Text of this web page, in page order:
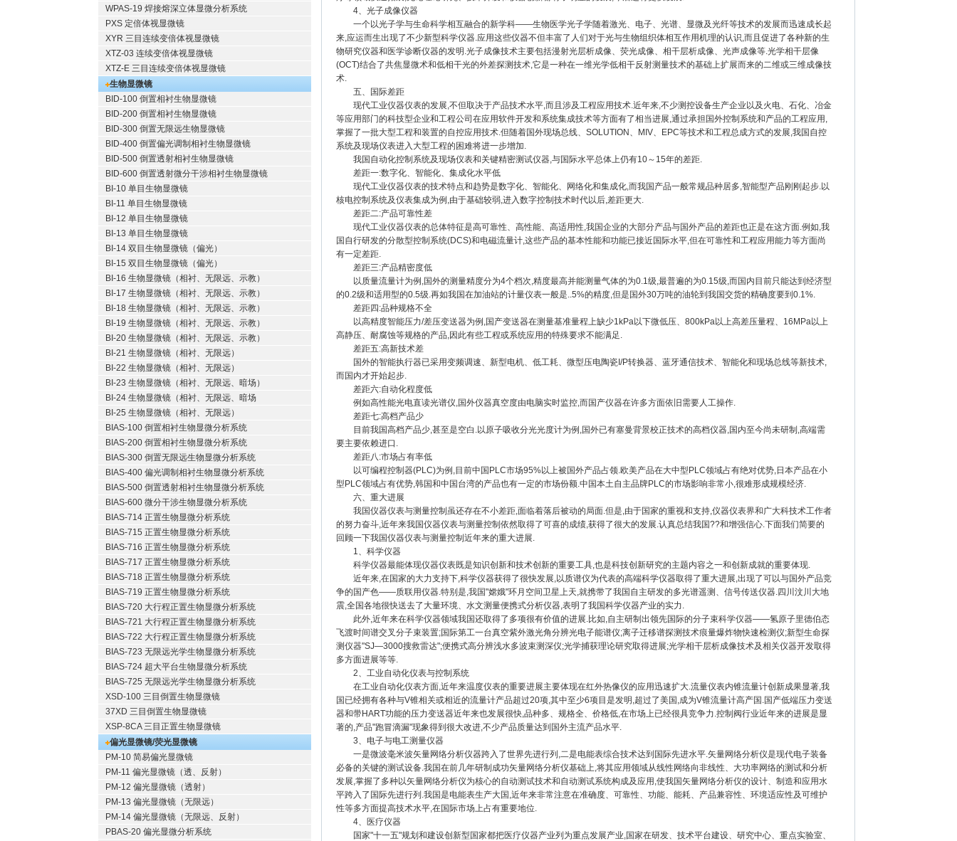
WPAS-19 焊接熔深立体显微分析系统
PXS 定倍体视显微镜
XYR 三目连续变倍体视显微镜
XTZ-03 连续变倍体视显微镜
XTZ-E 三目连续变倍体视显微镜
生物显微镜
BID-100 倒置相衬生物显微镜
BID-200 倒置相衬生物显微镜
BID-300 倒置无限远生物显微镜
BID-400 倒置偏光调制相衬生物显微镜
BID-500 倒置透射相衬生物显微镜
BID-600 倒置透射微分干涉相衬生物显微镜
BI-10 单目生物显微镜
BI-11 单目生物显微镜
BI-12 单目生物显微镜
BI-13 单目生物显微镜
BI-14 双目生物显微镜（偏光）
BI-15 双目生物显微镜（偏光）
BI-16 生物显微镜（相衬、无限远、示教）
BI-17 生物显微镜（相衬、无限远、示教）
BI-18 生物显微镜（相衬、无限远、示教）
BI-19 生物显微镜（相衬、无限远、示教）
BI-20 生物显微镜（相衬、无限远、示教）
BI-21 生物显微镜（相衬、无限远）
BI-22 生物显微镜（相衬、无限远）
BI-23 生物显微镜（相衬、无限远、暗场）
BI-24 生物显微镜（相衬、无限远、暗场
BI-25 生物显微镜（相衬、无限远）
BIAS-100 倒置相衬生物显微分析系统
BIAS-200 倒置相衬生物显微分析系统
BIAS-300 倒置无限远生物显微分析系统
BIAS-400 偏光调制相衬生物显微分析系统
BIAS-500 倒置透射相衬生物显微分析系统
BIAS-600 微分干涉生物显微分析系统
BIAS-714 正置生物显微分析系统
BIAS-715 正置生物显微分析系统
BIAS-716 正置生物显微分析系统
BIAS-717 正置生物显微分析系统
BIAS-718 正置生物显微分析系统
BIAS-719 正置生物显微分析系统
BIAS-720 大行程正置生物显微分析系统
BIAS-721 大行程正置生物显微分析系统
BIAS-722 大行程正置生物显微分析系统
BIAS-723 无限远光学生物显微分析系统
BIAS-724 超大平台生物显微分析系统
BIAS-725 无限远光学生物显微分析系统
XSD-100 三目倒置生物显微镜
37XD 三目倒置生物显微镜
XSP-8CA 三目正置生物显微镜
偏光显微镜/荧光显微镜
PM-10 简易偏光显微镜
PM-11 偏光显微镜（透、反射）
PM-12 偏光显微镜（透射）
PM-13 偏光显微镜（无限远）
PM-14 偏光显微镜（无限远、反射）
PBAS-20 偏光显微分析系统
4、光子成像仪器
一个以光子学与生命科学相互融合的新学科——生物医学光子学随着激光、电子、光谱、显微及光纤等技术的发展而迅速成长起
来,应运而生出现了不少新型科学仪器.应用这些仪器不但丰富了人们对于光与生物组织体相互作用机理的认识,而且促进了各种新的生
物研究仪器和医学诊断仪器的发明.光子成像技术主要包括漫射光层析成像、荧光成像、相干层析成像、光声成像等.光学相干层像
(OCT)结合了共焦显微术和低相干光的外差探测技术,它是一种在一维光学低相干反射测量技术的基础上扩展而来的二维或三维成像技
术.
五、国际差距
现代工业仪器仪表的发展,不但取决于产品技术水平,而且涉及工程应用技术.近年来,不少测控设备生产企业以及火电、石化、冶金
等应用部门的科技型企业和工程公司在应用软件开发和系统集成技术等方面有了相当进展,通过承担国外控制系统和产品的工程应用,
掌握了一批大型工程和装置的自控应用技术.但随着国外现场总线、SOLUTION、MIV、EPC等技术和工程总成方式的发展,我国自控
系统及现场仪表进入大型工程的困难将进一步增加.
我国自动化控制系统及现场仪表和关键精密测试仪器,与国际水平总体上仍有10～15年的差距.
差距一:数字化、智能化、集成化水平低
现代工业仪器仪表的技术特点和趋势是数字化、智能化、网络化和集成化,而我国产品一般常规品种居多,智能型产品刚刚起步.以
核电控制系统及仪表集成为例,由于基础较弱,进入数字控制技术时代以后,差距更大.
差距二:产品可靠性差
现代工业仪器仪表的总体特征是高可靠性、高性能、高适用性,我国企业的大部分产品与国外产品的差距也正是在这方面.例如,我
国自行研发的分散型控制系统(DCS)和电磁流量计,这些产品的基本性能和功能已接近国际水平,但在可靠性和工程应用能力等方面尚
有一定差距.
差距三:产品精密度低
以质量流量计为例,国外的测量精度分为4个档次,精度最高并能测量气体的为0.1级,最普遍的为0.15级,而国内目前只能达到经济型
的0.2级和适用型的0.5级.再如我国在加油站的计量仪表一般是..5%的精度,但是国外30万吨的油轮到我国交货的精确度要到0.1%.
差距四:品种规格不全
以高精度智能压力/差压变送器为例,国产变送器在测量基准量程上缺少1kPa以下微低压、800kPa以上高差压量程、16MPa以上
高静压、耐腐蚀等规格的产品,因此有些工程或系统应用的特殊要求不能满足.
差距五:高新技术差
国外的智能执行器已采用变频调速、新型电机、低工耗、微型压电陶瓷I/P转换器、蓝牙通信技术、智能化和现场总线等新技术,
而国内才开始起步.
差距六:自动化程度低
例如高性能光电直读光谱仪,国外仪器真空度由电脑实时监控,而国产仪器在许多方面依旧需要人工操作.
差距七:高档产品少
目前我国高档产品少,甚至是空白.以原子吸收分光光度计为例,国外已有塞曼背景校正技术的高档仪器,国内至今尚未研制,高端需
要主要依赖进口.
差距八:市场占有率低
以可编程控制器(PLC)为例,目前中国PLC市场95%以上被国外产品占领.欧美产品在大中型PLC领域占有绝对优势,日本产品在小
型PLC领域占有优势,韩国和中国台湾的产品也有一定的市场份额.中国本土自主品牌PLC的市场影响非常小,很难形成规模经济.
六、重大进展
我国仪器仪表与测量控制虽还存在不小差距,面临着落后被动的局面.但是,由于国家的重视和支持,仪器仪表界和广大科技术工作者
的努力奋斗,近年来我国仪器仪表与测量控制依然取得了可喜的成绩,获得了很大的发展.认真总结我国??和增强信心.下面我们简要的
回顾一下我国仪器仪表与测量控制近年来的重大进展.
1、科学仪器
科学仪器最能体现仪器仪表既是知识创新和技术创新的重要工具,也是科技创新研究的主题内容之一和创新成就的重要体现.
近年来,在国家的大力支持下,科学仪器获得了很快发展,以质谱仪为代表的高端科学仪器取得了重大进展,出现了可以与国外产品竞
争的国产色——质联用仪器.特别是,我国"嫦娥"环月空间卫星上天,就携带了我国自主研发的多光谱遥测、信号传送仪器.四川汶川大地
震,全国各地很快送去了大量环境、水文测量便携式分析仪器,表明了我国科学仪器产业的实力.
此外,近年来在科学仪器领域我国还取得了多项很有价值的进展.比如,自主研制出领先国际的分子束科学仪器——氢原子里德伯态
飞渡时间谱交叉分子束装置;国际第工一台真空紫外激光角分辨光电子能谱仪;离子迁移谱探测技术痕量爆炸物快速检测仪;新型生命探
测仪器"SJ—3000搜救雷达";便携式高分辨浅水多波束测深仪;光学捕获理论研究取得进展;光学相干层析成像技术及相关仪器开发取得
多方面进展等等.
2、工业自动化仪表与控制系统
在工业自动化仪表方面,近年来温度仪表的重要进展主要体现在红外热像仪的应用迅速扩大.流量仪表内锥流量计创新成果显著,我
国已经拥有各种与V锥相关或相近的流量计产品超过20项,其中至少6项目是发明,超过了美国,成为V锥流量计高产国.国产低端压力变送
器和带HART功能的压力变送器近年来也发展很快,品种多、规格全、价格低,在市场上已经很具竞争力.控制阀行业近年来的进展是显
著的,产品"跑冒滴漏"现象得到很大改进,不少产品质量达到国外主流产品水平.
3、电子与电工测量仪器
一是微波毫米波矢量网络分析仪器跨入了世界先进行列,二是电能表综合技术达到国际先进水平.矢量网络分析仪是现代电子装备
必备的关键的测试设备.我国在前几年研制成功矢量网络分析仪基础上,将其应用领域从线性网络向非线性、大功率网络的测试和分析
发展,掌握了多种以矢量网络分析仪为核心的自动测试技术和自动测试系统构成及应用,使我国矢量网络分析仪的设计、制造和应用水
平跨入了国际先进行列.我国是电能表生产大国,近年来非常注意在准确度、可靠性、功能、能耗、产品兼容性、环境适应性及可维护
性等多方面提高技术水平,在国际市场上占有重要地位.
4、医疗仪器
国家"十一五"规划和建设创新型国家都把医疗仪器产业列为重点发展产业,国家在研发、技术平台建设、研究中心、重点实验室、